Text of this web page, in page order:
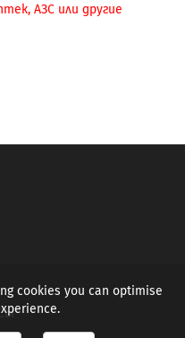
АЗС или другие
cookies you can optimise